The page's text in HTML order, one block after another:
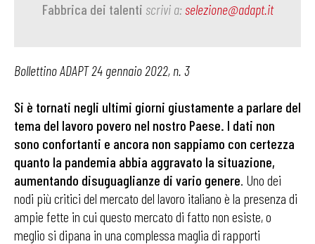
Fabbrica dei talenti scrivi a:selezione@adapt.it
Bollettino ADAPT 24 gennaio 2022, n. 3
Si è tornati negli ultimi giorni giustamente a parlare del
tema del lavoro povero nel nostro Paese. I dati non
sono confortanti e ancora non sappiamo con certezza
quanto la pandemia abbia aggravato la situazione,
aumentando disuguaglianze di vario genere. Uno dei
nodi più critici del mercato del lavoro italiano è la presenza di
ampie fette in cui questo mercato di fatto non esiste, o
meglio si dipana in una complessa maglia di rapporti